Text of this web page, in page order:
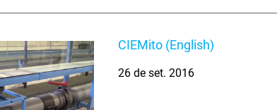
CIEMito (English)
26 de set. 2016